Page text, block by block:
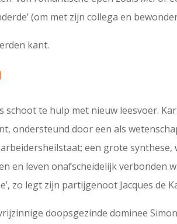
(om met zijn collega en
kant.
schoot te hulp met nieuw leesvoer.
ondersteund door een als
een grote
en leven onafscheidelijk verbonden
zo legt zijn partijgenoot Jacques de
doopsgezinde dominee